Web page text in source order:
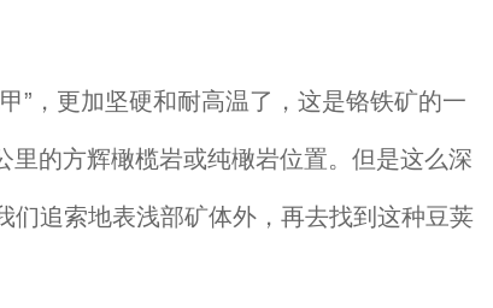
，更加坚硬和耐高温了，这是铬铁矿的一
的方辉橄榄岩或纯橄岩位置。但是这么深
们追索地表浅部矿体外，再去找到这种豆荚